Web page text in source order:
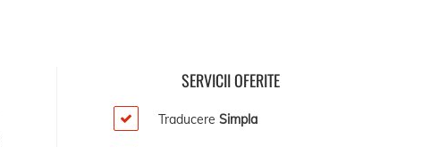
SERVICII OFERITE
Traducere Simpla